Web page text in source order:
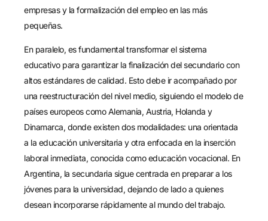
empresas y la formalización del empleo en las más
pequeñas.
En paralelo, es fundamental transformar el sistema
educativo para garantizar la finalización del secundario con
altos estándares de calidad. Esto debe ir acompañado por
una reestructuración del nivel medio, siguiendo el modelo de
países europeos como Alemania, Austria, Holanda y
Dinamarca, donde existen dos modalidades: una orientada
a la educación universitaria y otra enfocada en la inserción
laboral inmediata, conocida como educación vocacional. En
Argentina, la secundaria sigue centrada en preparar a los
jóvenes para la universidad, dejando de lado a quienes
desean incorporarse rápidamente al mundo del trabajo.